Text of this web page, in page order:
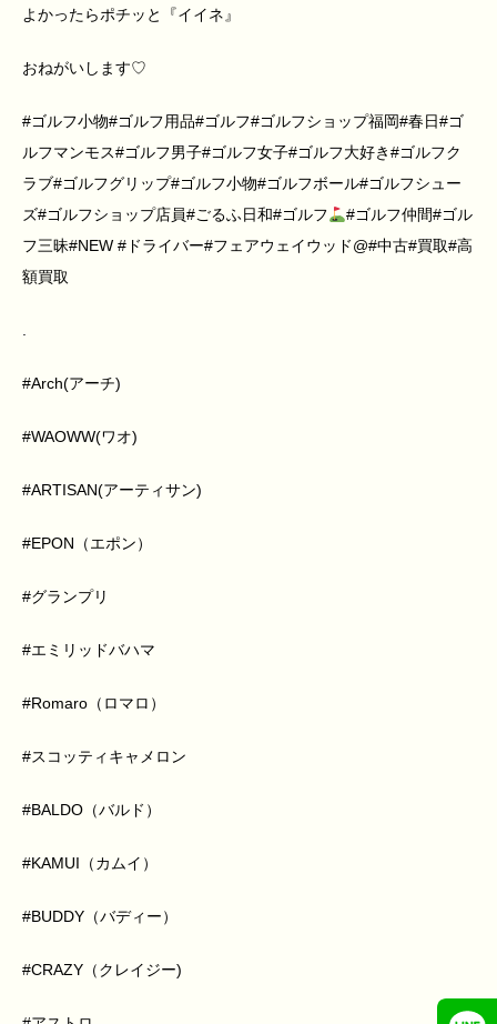
よかったらポチッと『イイネ』
おねがいします♡
#ゴルフ小物#ゴルフ用品#ゴルフ#ゴルフショップ福岡#春日#ゴ
ルフマンモス#ゴルフ男子#ゴルフ女子#ゴルフ大好き#ゴルフク
ラブ#ゴルフグリップ#ゴルフ小物#ゴルフボール#ゴルフシュー
ズ#ゴルフショップ店員#ごるふ日和#ゴルフ #ゴルフ仲間#ゴル
フ三昧#NEW #ドライバー#フェアウェイウッド@#中古#買取#高
額買取
.
#Arch(アーチ)
#WAOWW(ワオ)
#ARTISAN(アーティサン)
#EPON （エポン）
#グランプリ
#エミリッドバハマ
#Romaro（ロマロ）
#スコッティキャメロン
#BALDO（バルド）
#KAMUI （カムイ）
#BUDDY（バディー）
#CRAZY（クレイジー)